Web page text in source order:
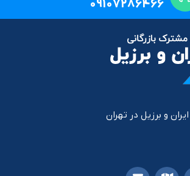
09107286466
و برزیل در تهران